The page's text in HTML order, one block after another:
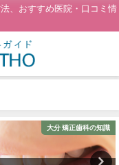
、おすすめ医院・口コミ情
大分 矯正歯科の知識